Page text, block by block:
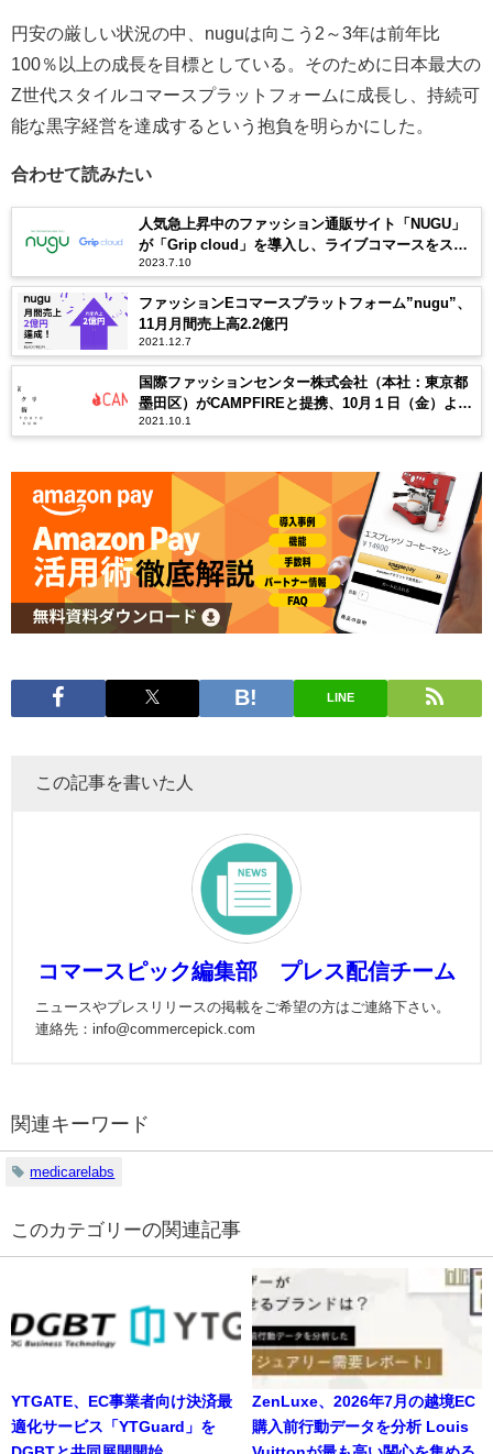
円安の厳しい状況の中、nuguは向こう2～3年は前年比
100％以上の成長を目標としている。そのために日本最大の
Z世代スタイルコマースプラットフォームに成長し、持続可
能な黒字経営を達成するという抱負を明らかにした。
合わせて読みたい
人気急上昇中のファッション通販サイト「NUGU」
が「Grip cloud」を導入し、ライブコマースをスタ
ート
2023.7.10
ファッションEコマースプラットフォーム”nugu”、
11月月間売上高2.2億円
2021.12.7
国際ファッションセンター株式会社（本社：東京都
墨田区）がCAMPFIREと提携、10月１日（金）より
町工場のグループ「東東京モノヅクリ商店街」のク
2021.10.1
LINE
この記事を書いた人
コマースピック編集部 プレス配信チーム
ニュースやプレスリリースの掲載をご希望の方はご連絡下さい。
連絡先：info@commercepick.com
関連キーワード
medicarelabs
の関連記事
YTGATE、EC事業者向け決済最
適化サービス「YTGuard」を
ZenLuxe、2026年7月の越境EC
購入前行動データを分析 Louis